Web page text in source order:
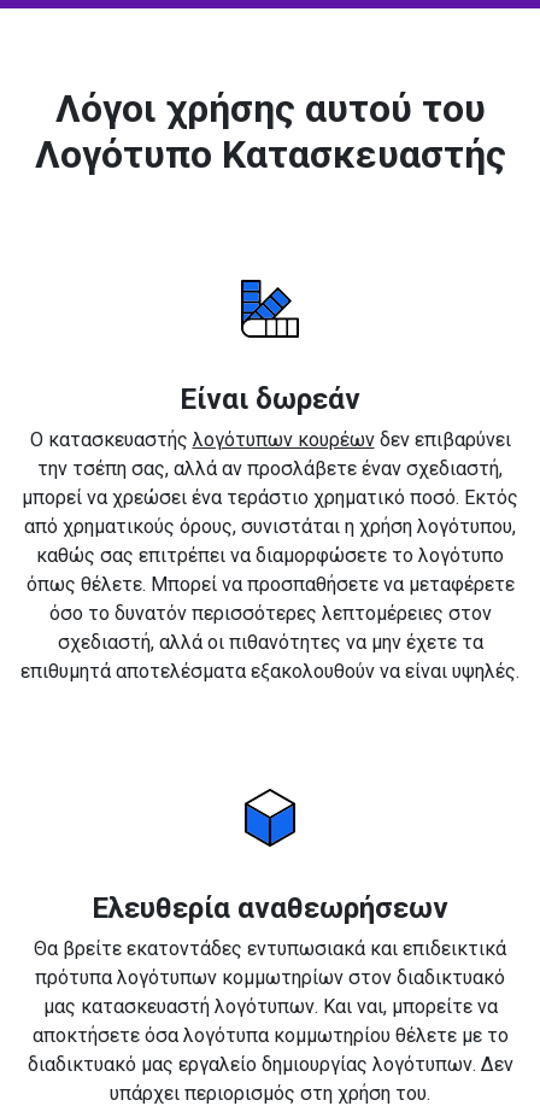
Λόγοι χρήσης αυτού του
Λογότυπο Κατασκευαστής
Είναι δωρεάν
Ο κατασκευαστής λογότυπων κουρέωνδεν επιβαρύνει
την τσέπη σας, αλλά αν προσλάβετε έναν σχεδιαστή,
μπορεί να χρεώσει ένα τεράστιο χρηματικό ποσό. Εκτός
από χρηματικούς όρους, συνιστάται η χρήση λογότυπου,
καθώς σας επιτρέπει να διαμορφώσετε το λογότυπο
όπως θέλετε. Μπορεί να προσπαθήσετε να μεταφέρετε
όσο το δυνατόν περισσότερες λεπτομέρειες στον
σχεδιαστή, αλλά οι πιθανότητες να μην έχετε τα
επιθυμητά αποτελέσματα εξακολουθούν να είναι υψηλές.
Ελευθερία αναθεωρήσεων
Θα βρείτε εκατοντάδες εντυπωσιακά και επιδεικτικά
πρότυπα λογότυπων κομμωτηρίων στον διαδικτυακό
μας κατασκευαστή λογότυπων. Και ναι, μπορείτε να
αποκτήσετε όσα λογότυπα κομμωτηρίου θέλετε με το
διαδικτυακό μας εργαλείο δημιουργίας λογότυπων. Δεν
υπάρχει περιορισμός στη χρήση του.